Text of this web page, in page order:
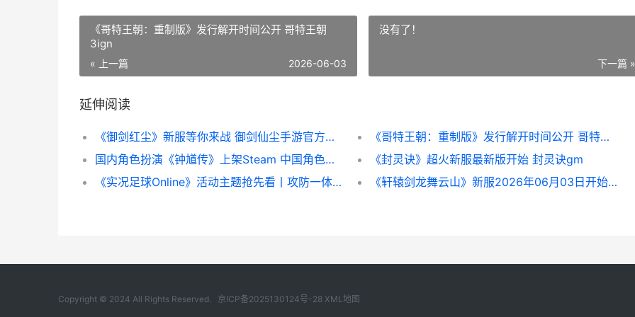
《哥特王朝：重制版》发行解开时间公开 哥特王朝
3ign
« 上一篇 2026-06-03
没有了！
下一篇 »
延伸阅读
《御剑红尘》新服等你来战 御剑仙尘手游官方网站
《哥特王朝：重制版》发行解开时间公开 哥特王朝3ign
国内角色扮演《钟馗传》上架Steam 中国角色扮演游戏
《封灵诀》超火新服最新版开始 封灵诀gm
《实况足球Online》活动主题抢先看丨攻防一体统治敌我禁区 实况足球online端游
《轩辕剑龙舞云山》新服2026年06月03日开始 轩辕剑龙舞云不氪金能玩吗
Copyright © 2024 All Rights Reserved. 京ICP备2025130124号-28 XML地图